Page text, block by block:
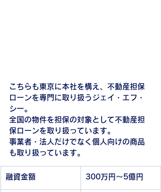
こちらも東京に本社を構え、不動産担保
ローンを専門に取り扱うジェイ・エフ・
シー。
全国の物件を担保の対象として不動産担
保ローンを取り扱っています。
事業者・法人だけでなく個人向けの商品
も取り扱っています。
融資金額 300万円～5億円